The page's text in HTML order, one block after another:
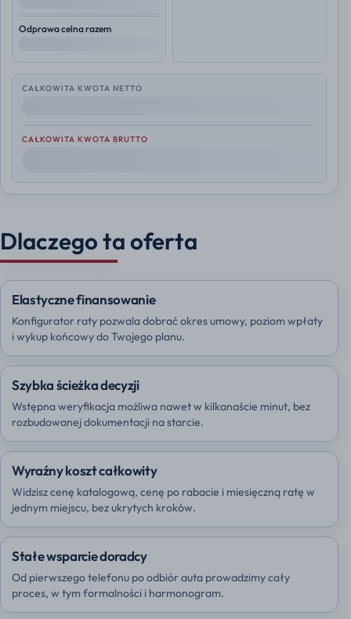
Odprawa celna razem
CAŁKOWITA KWOTA NETTO
CAŁKOWITA KWOTA BRUTTO
Dlaczego ta oferta
Elastyczne finansowanie
Konfigurator raty pozwala dobrać okres umowy, poziom wpłaty
i wykup końcowy do Twojego planu.
Szybka ścieżka decyzji
Wstępna weryfikacja możliwa nawet w kilkanaście minut, bez
rozbudowanej dokumentacji na starcie.
Wyraźny koszt całkowity
Widzisz cenę katalogową, cenę po rabacie i miesięczną ratę w
jednym miejscu, bez ukrytych kroków.
Stałe wsparcie doradcy
Od pierwszego telefonu po odbiór auta prowadzimy cały
proces, w tym formalności i harmonogram.